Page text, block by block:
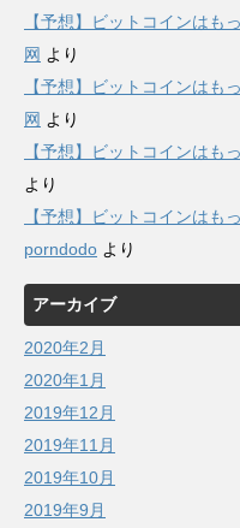
【予想】ビットコインはも
网 より
【予想】ビットコインはも
网 より
【予想】ビットコインはも
より
【予想】ビットコインはも
porndodo より
アーカイブ
2020年2月
2020年1月
2019年12月
2019年11月
2019年10月
2019年9月